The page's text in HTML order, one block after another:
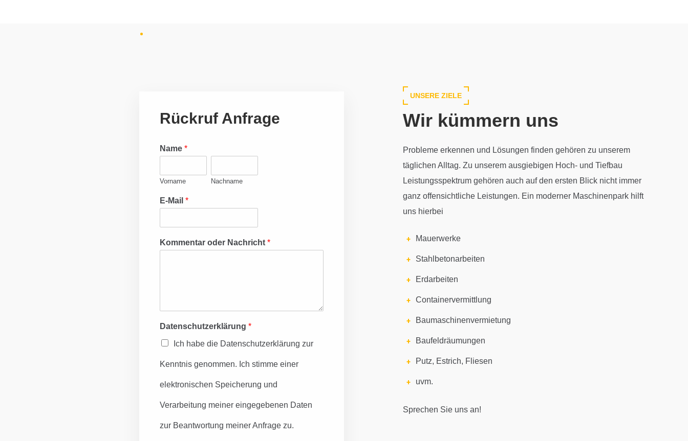
Rückruf Anfrage
Name *
Vorname Nachname
E-Mail *
Kommentar oder Nachricht *
Datenschutzerklärung *
Ich habe die Datenschutzerklärung zur
Kenntnis genommen. Ich stimme einer
elektronischen Speicherung und
Verarbeitung meiner eingegebenen Daten
zur Beantwortung meiner Anfrage zu.
UNSERE ZIELE
Wir kümmern uns
Probleme erkennen und Lösungen finden gehören zu unserem
täglichen Alltag. Zu unserem ausgiebigen Hoch- und Tiefbau
Leistungsspektrum gehören auch auf den ersten Blick nicht immer
ganz offensichtliche Leistungen. Ein moderner Maschinenpark hilft
uns hierbei
Mauerwerke
Stahlbetonarbeiten
Erdarbeiten
Containervermittlung
Baumaschinenvermietung
Baufeldräumungen
Putz, Estrich, Fliesen
uvm.
Sprechen Sie uns an!